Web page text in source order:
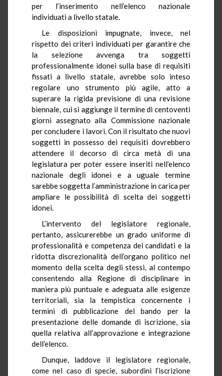
per l’inserimento nell’elenco nazionale
individuati a livello statale.
Le disposizioni impugnate, invece, nel
rispetto dei criteri individuati per garantire che
la selezione avvenga tra soggetti
professionalmente idonei sulla base di requisiti
fissati a livello statale, avrebbe solo inteso
regolare uno strumento più agile, atto a
superare la rigida previsione di una revisione
biennale, cui si aggiunge il termine di centoventi
giorni assegnato alla Commissione nazionale
per concludere i lavori. Con il risultato che nuovi
soggetti in possesso dei requisiti dovrebbero
attendere il decorso di circa metà di una
legislatura per poter essere inseriti nell’elenco
nazionale degli idonei e a uguale termine
sarebbe soggetta l’amministrazione in carica per
ampliare le possibilità di scelta dei soggetti
idonei.
L’intervento del legislatore regionale,
pertanto, assicurerebbe un grado uniforme di
professionalità e competenza dei candidati e la
ridotta discrezionalità dell’organo politico nel
momento della scelta degli stessi, al contempo
consentendo alla Regione di disciplinare in
maniera più puntuale e adeguata alle esigenze
territoriali, sia la tempistica concernente i
termini di pubblicazione del bando per la
presentazione delle domande di iscrizione, sia
quella relativa all’approvazione e integrazione
dell’elenco.
Dunque, laddove il legislatore regionale,
come nel caso di specie, subordini l’iscrizione